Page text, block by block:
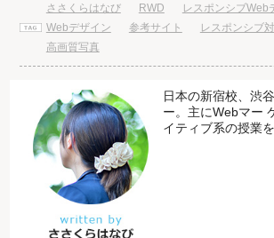
ささくらはなび RWD
レスポンシブWeb
Webデザイン
参考サイト レスポンシブ
高画質写真
日本の新宿校、渋
ー。主にWebマー
イティブ系の授業を